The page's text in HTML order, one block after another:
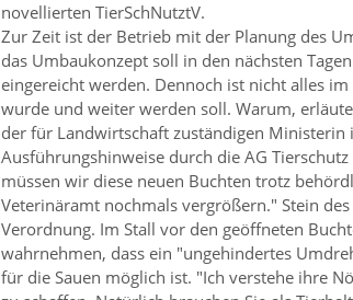
novellierten TierSchNutztV.
Zur Zeit ist der Betrieb mit der Planung des
das Umbaukonzept soll in den nächsten
eingereicht werden. Dennoch ist nicht alles
wurde und weiter werden soll. Warum,
der für Landwirtschaft zuständigen Ministerin
Ausführungshinweise durch die AG
müssen wir diese neuen Buchten trotz
Veterinäramt nochmals vergrößern. Stein
Verordnung. Im Stall vor den geöffneten
wahrnehmen, dass ein ungehindertes
für die Sauen möglich ist. Ich verstehe ihre